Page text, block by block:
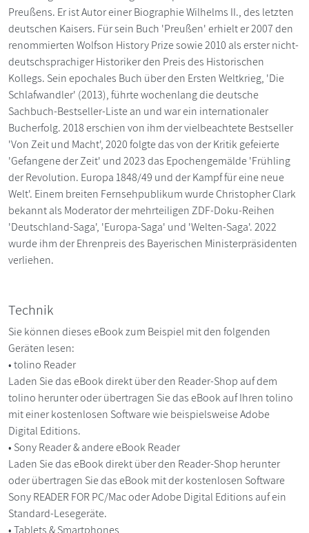
Preußens. Er ist Autor einer Biographie Wilhelms II., des letzten
deutschen Kaisers. Für sein Buch 'Preußen' erhielt er 2007 den
renommierten Wolfson History Prize sowie 2010 als erster nicht-
deutschsprachiger Historiker den Preis des Historischen
Kollegs. Sein epochales Buch über den Ersten Weltkrieg, 'Die
Schlafwandler' (2013), führte wochenlang die deutsche
Sachbuch-Bestseller-Liste an und war ein internationaler
Bucherfolg. 2018 erschien von ihm der vielbeachtete Bestseller
'Von Zeit und Macht', 2020 folgte das von der Kritik gefeierte
'Gefangene der Zeit' und 2023 das Epochengemälde 'Frühling
der Revolution. Europa 1848/49 und der Kampf für eine neue
Welt'. Einem breiten Fernsehpublikum wurde Christopher Clark
bekannt als Moderator der mehrteiligen ZDF-Doku-Reihen
'Deutschland-Saga', 'Europa-Saga' und 'Welten-Saga'. 2022
wurde ihm der Ehrenpreis des Bayerischen Ministerpräsidenten
verliehen.
Technik
Sie können dieses eBook zum Beispiel mit den folgenden
Geräten lesen:
• tolino Reader
Laden Sie das eBook direkt über den Reader-Shop auf dem
tolino herunter oder übertragen Sie das eBook auf Ihren tolino
mit einer kostenlosen Software wie beispielsweise Adobe
Digital Editions.
• Sony Reader & andere eBook Reader
Laden Sie das eBook direkt über den Reader-Shop herunter
oder übertragen Sie das eBook mit der kostenlosen Software
Sony READER FOR PC/Mac oder Adobe Digital Editions auf ein
Standard-Lesegeräte.
• Tablets & Smartphones